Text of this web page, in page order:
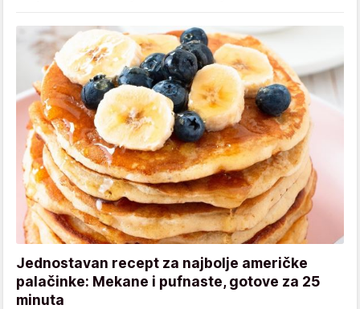
Jednostavan recept za najbolje američke
palačinke: Mekane i pufnaste, gotove za 25
minuta